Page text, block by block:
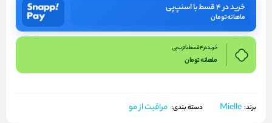
خرید در ۴ قسط با اسنپ‌پی
ماهانهتومان
خرید در 4 قسط با ترب پی
ماهانهتومان
برند: Mielle دسته بندی: مراقبت از مو